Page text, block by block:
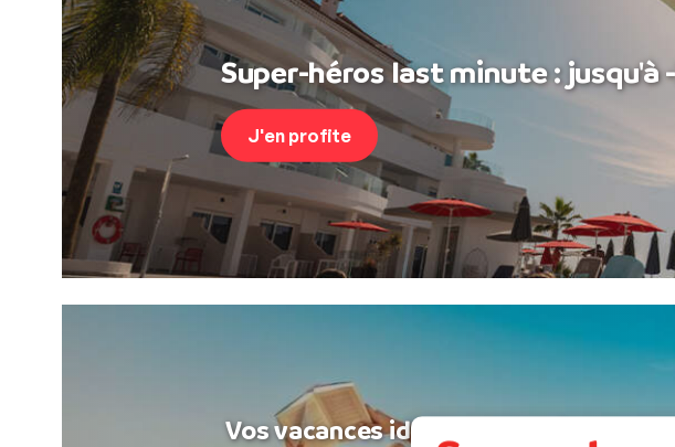
Super-héros last minute :
J'en profite
Vos vacances idéales au soleil